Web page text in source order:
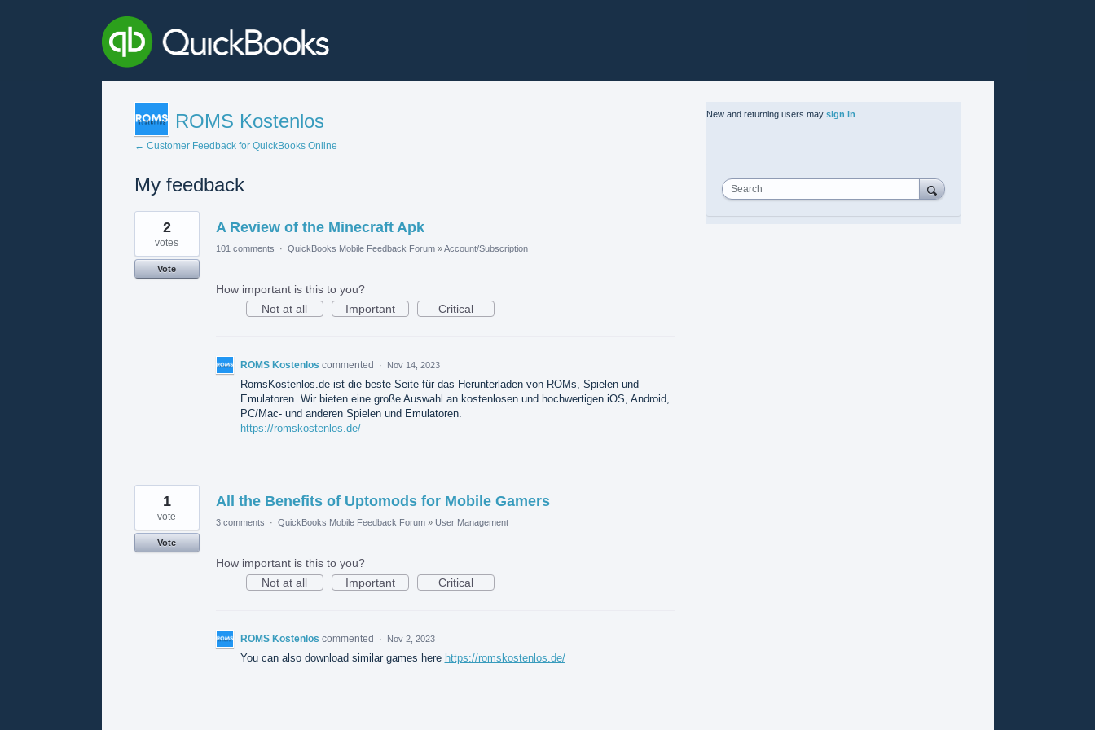
ROMS Kostenlos
← Customer Feedback for QuickBooks Online
My feedback
2
results
found
A Review of the Minecraft Apk
2
votes
Vote
101 comments · QuickBooks Mobile Feedback Forum » Account/Subscription
How important is this to you?
Not at all
Important Critical
ROMS Kostenlos commented · Nov 14, 2023
RomsKostenlos.de ist die beste Seite für das Herunterladen von ROMs, Spielen und
Emulatoren. Wir bieten eine große Auswahl an kostenlosen und hochwertigen iOS, Android,
PC/Mac- und anderen Spielen und Emulatoren.
https://romskostenlos.de/
All the Benefits of Uptomods for Mobile Gamers
1
vote
Vote
3 comments · QuickBooks Mobile Feedback Forum » User Management
How important is this to you?
Not at all
Important Critical
ROMS Kostenlos commented · Nov 2, 2023
You can also download similar games here https://romskostenlos.de/
New and returning users may sign in
Search